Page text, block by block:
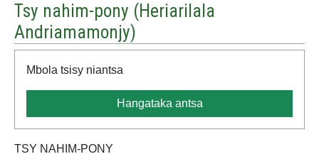
Tsy nahim-pony (Heriarilala
Andriamamonjy)
Mbola tsisy niantsa
Hangataka antsa
TSY NAHIM-PONY